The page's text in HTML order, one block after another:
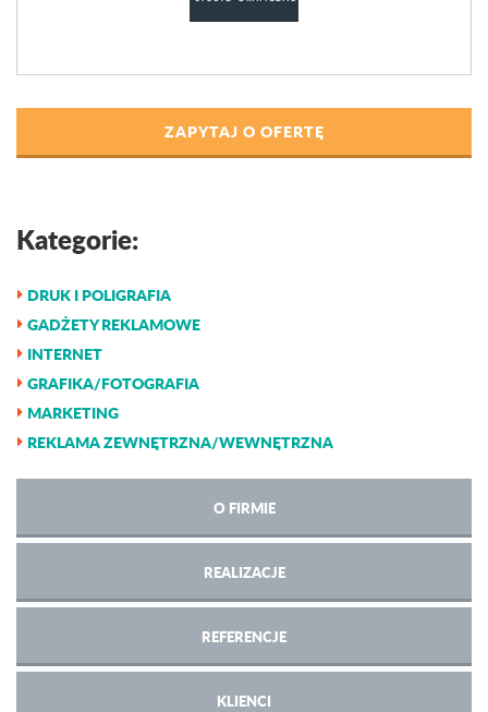
ZAPYTAJ O OFERTĘ
Kategorie:
DRUK I POLIGRAFIA
GADŻETY REKLAMOWE
INTERNET
GRAFIKA/FOTOGRAFIA
MARKETING
REKLAMA ZEWNĘTRZNA/WEWNĘTRZNA
O FIRMIE
REALIZACJE
REFERENCJE
KLIENCI